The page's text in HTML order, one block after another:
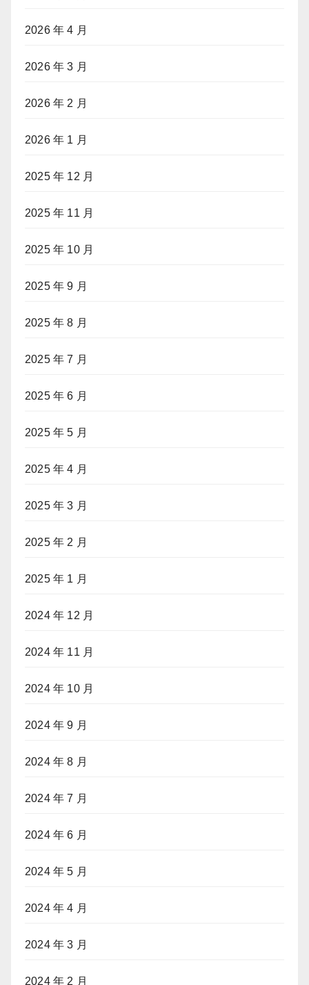
2026 年 4 月
2026 年 3 月
2026 年 2 月
2026 年 1 月
2025 年 12 月
2025 年 11 月
2025 年 10 月
2025 年 9 月
2025 年 8 月
2025 年 7 月
2025 年 6 月
2025 年 5 月
2025 年 4 月
2025 年 3 月
2025 年 2 月
2025 年 1 月
2024 年 12 月
2024 年 11 月
2024 年 10 月
2024 年 9 月
2024 年 8 月
2024 年 7 月
2024 年 6 月
2024 年 5 月
2024 年 4 月
2024 年 3 月
2024 年 2 月